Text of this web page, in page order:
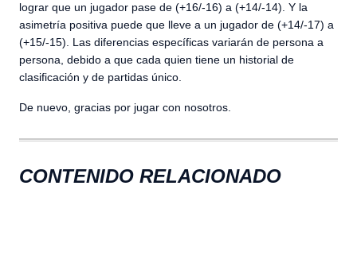
lograr que un jugador pase de (+16/-16) a (+14/-14). Y la
asimetría positiva puede que lleve a un jugador de (+14/-17) a
(+15/-15). Las diferencias específicas variarán de persona a
persona, debido a que cada quien tiene un historial de
clasificación y de partidas único.
De nuevo, gracias por jugar con nosotros.
CONTENIDO RELACIONADO